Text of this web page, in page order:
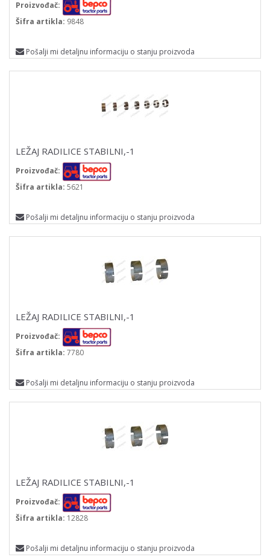
Proizvođač:
Šifra artikla: 9848
Pošalji mi detaljnu informaciju o stanju proizvoda
LEŽAJ RADILICE STABILNI,-1
Proizvođač:
Šifra artikla: 5621
Pošalji mi detaljnu informaciju o stanju proizvoda
LEŽAJ RADILICE STABILNI,-1
Proizvođač:
Šifra artikla: 7780
Pošalji mi detaljnu informaciju o stanju proizvoda
LEŽAJ RADILICE STABILNI,-1
Proizvođač:
Šifra artikla: 12828
Pošalji mi detaljnu informaciju o stanju proizvoda